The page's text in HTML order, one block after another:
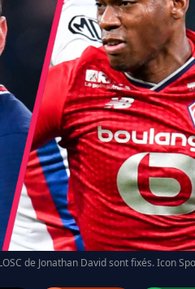
de Jonathan David sont fixés. Icon